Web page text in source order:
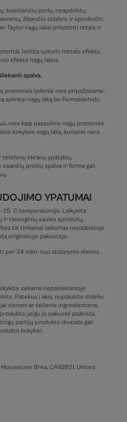
šviečiančių perlų, neapdirbtų
žibančio sidabro ir spindinčio
Taylor nagų lakai prisotinti retais ir
leidžia sukurti metalo efekto,
efekto nagų lakus.
spalva.
pramonės lyderiai mes pripažįstame,
aplinkai nagų laką be Formaldehido,
mes kaip pasaulinis nagų pramonės
kokybės nagų laką, kuriame nėra
ekranų ypatybių,
prekių spalva ir forma gali
YPATUMAI
°C temperatūroje. Laikykite
ir tiesioginių saulės spindulių.
tik tinkamai laikomas nepažeistoje
originalioje pakuotėje.
per 24 mėn. nuo atidarymo dienos.
vaikams nepasiekiamoje
Patekus į akis, nuplaukite dideliu
vienam ar keliems ingredientams,
jeigu jo pakuotė pažeista.
partijų produkto išvaizda gali
kokybei.
Brea, CA92821, United